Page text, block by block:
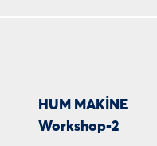
HUM MAKİNE
Workshop-2